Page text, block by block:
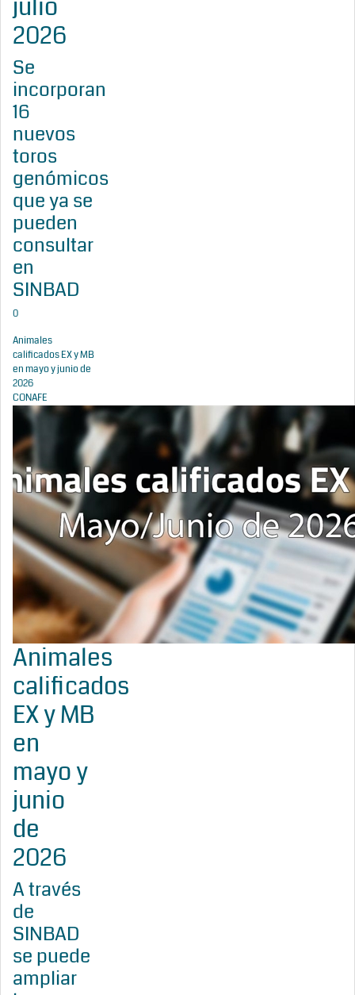
julio
2026
Se
incorporan
16
nuevos
toros
genómicos
que ya se
pueden
consultar
en
SINBAD
0
Animales
calificados EX y MB
en mayo y junio de
2026
CONAFE
Animales
calificados
EX y MB
en
mayo y
junio
de
2026
A través
de
SINBAD
se puede
ampliar